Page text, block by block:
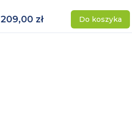
209,00 zł Do koszyka